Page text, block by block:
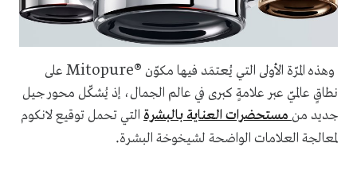
وهذه المرّة الأولى التي يُعتمَد فيها مكوّن Mitopure® على
نطاقٍ عالميّ عبر علامةٍ كبرى في عالم الجمال، إذ يُشكّل محور جيل
جديد من مستحضرات العناية بالبشرة التي تحمل توقيع لانكوم
لمعالجة العلامات الواضحة لشيخوخة البشرة.